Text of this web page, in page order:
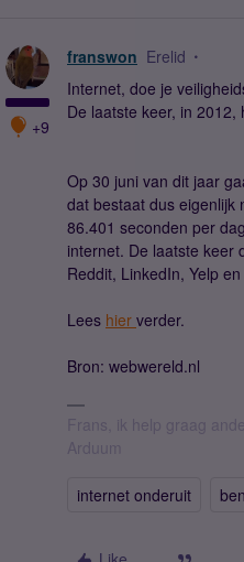
+9
franswon Erelid
Internet, doe je
De laatste keer, in
Op 30 juni van dit jaar
dat bestaat dus eigenlijk
86.401 seconden per
internet. De laatste keer
Reddit, LinkedIn, Yelp
Lees hier verder.
Bron: webwereld.nl
Frans, ik help graag
Arduum
internet onderuit ben